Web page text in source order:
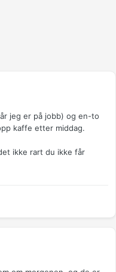
jeg er på jobb) og en-to
kaffe etter middag.
ikke rart du ikke får